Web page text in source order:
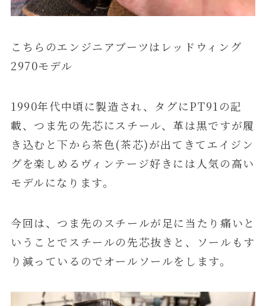
こちらのエンジニアブーツはレッドウィング
2970モデル
1990年代中頃に製造され、タグにPT91の記
載、つま先の先芯にスチール、革は黒ですが履
き込むと下から茶色(茶芯)が出てきてエイジン
グを楽しめるヴィンテージ好きには人気の高い
モデルになります。
今回は、つま先のスチールが足に当たり痛いと
いうことでスチールの先芯抜きと、ソールもす
り減っているのでオールソールをします。